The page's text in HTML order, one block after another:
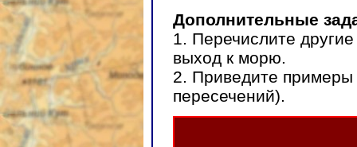
Дополнительные
1. Перечислите
выход к морю.
2. Приведите примеры
пересечений).